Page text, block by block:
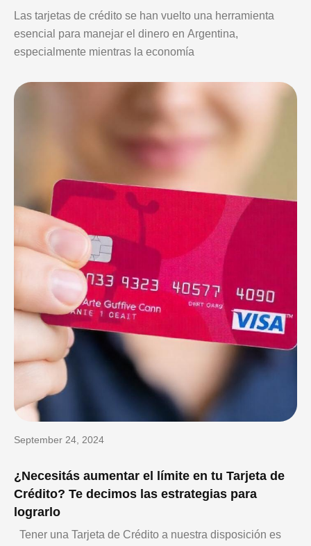
Las tarjetas de crédito se han vuelto una herramienta
esencial para manejar el dinero en Argentina,
especialmente mientras la economía
¿Necesitás aumentar el límite en tu Tarjeta de
Crédito? Te decimos las estrategias para
lograrlo
September 24, 2024
Tener una Tarjeta de Crédito a nuestra disposición es